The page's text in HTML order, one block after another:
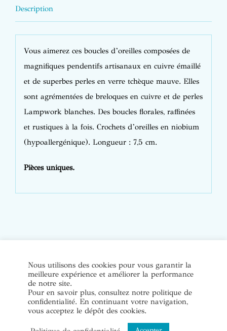
Description
Vous aimerez ces boucles d’oreilles composées de
magnifiques pendentifs artisanaux en cuivre émaillé
et de superbes perles en verre tchèque mauve. Elles
sont agrémentées de breloques en cuivre et de perles
Lampwork blanches. Des boucles florales, raffinées
et rustiques à la fois. Crochets d’oreilles en niobium
(hypoallergénique). Longueur : 7,5 cm.
Pièces uniques.
© Copyright Bijoux de soi 2020-2022. Tous droits réservés. |
Conditions Générales de Vente|Mentions légales et politique
de confidentialité
Nous utilisons des cookies pour vous garantir la
meilleure expérience et améliorer la performance
de notre site.
Pour en savoir plus, consultez notre politique de
confidentialité. En continuant votre navigation,
vous acceptez le dépôt des cookies.